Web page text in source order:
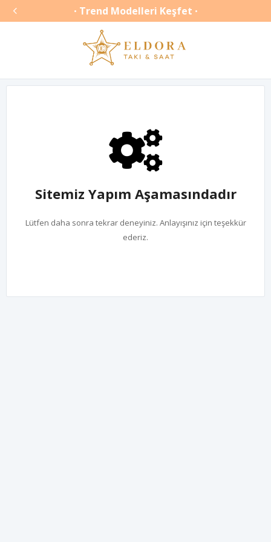
 • Trend Modelleri Keşfet •
Sitemiz Yapım Aşamasındadır
Lütfen daha sonra tekrar deneyiniz. Anlayışınız için teşekkür
ederiz.